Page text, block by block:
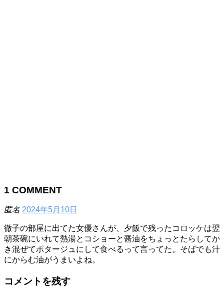
1 COMMENT
匿名 2024年5月10日
徹子の部屋に出てた女優さんが、夕飯で残ったコロッケは翌
朝茶碗にいれて熱湯とコショーと醤油をちょっとたらしてか
き混ぜてポタージュにして食べるって言ってた。そばでも汁
にからむ油がうまいよね。
コメントを残す